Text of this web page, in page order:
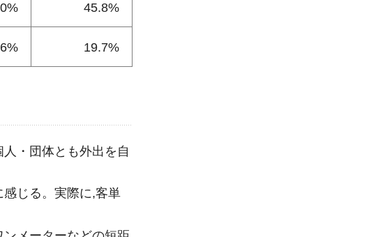
45.8%
19.7%
・団体とも外出を自
じる。実際に,客単